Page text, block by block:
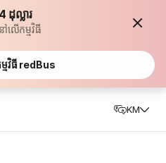
ដុល្លារ
លើកម្មវិធី
វិធី redBus
KM